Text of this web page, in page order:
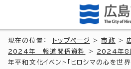
現在の位置： トップページ >市政 >
2024年 報道関係資料
> 2024年8
年平和文化イベント「ヒロシマの心を世